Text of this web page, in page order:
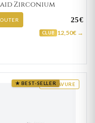
Zirconium
25€
CLUB 12,50€ →
GRAVURE
★ BEST-SELLER